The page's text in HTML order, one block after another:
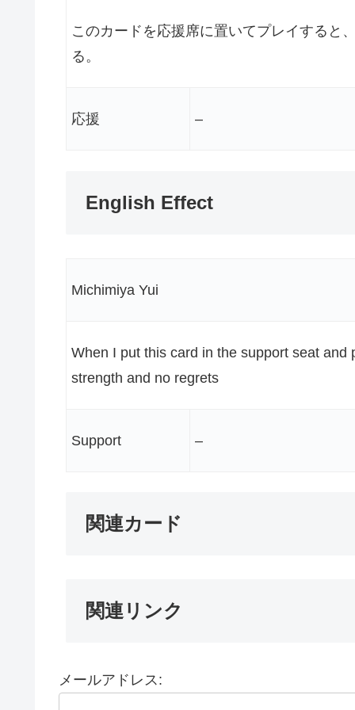
このカードを応援席に置いてプレイすると
る。
応援 –
English Effect
Michimiya Yui
When I put this card in the support seat
strength and no regrets
Support –
関連カード
関連リンク
メールアドレス: